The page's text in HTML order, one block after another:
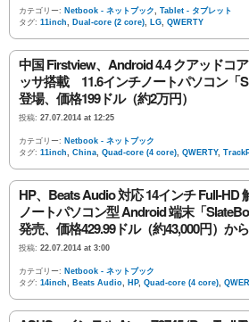
カテゴリー: Netbook - ネットブック, Tablet - タブレット
タグ: 11inch, Dual-core (2 core), LG, QWERTY
中国 Firstview、Android 4.4 クアッドコ
ッサ搭載 11.6インチノートパソコン「
登場、価格199ドル（約2万円）
投稿: 27.07.2014 at 12:25
カテゴリー: Netbook - ネットブック
タグ: 11inch, China, Quad-core (4 core), QWERTY,
HP、Beats Audio 対応 14インチ Full-HD
ノートパソコン型 Android 端末「
発売、価格429.99ドル（約43,000円）から
投稿: 22.07.2014 at 3:00
カテゴリー: Netbook - ネットブック
タグ: 14inch, Beats Audio, HP, Quad-core (4 core),